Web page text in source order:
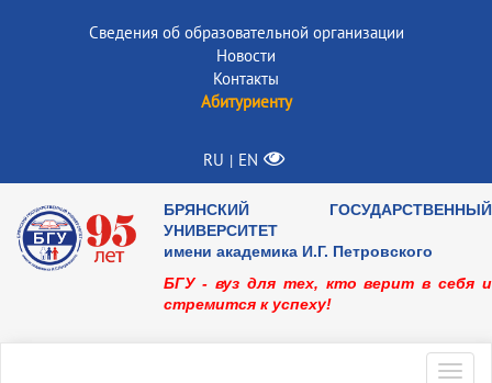
Сведения об образовательной организации
Новости
Контакты
Абитуриенту
RU | EN
БРЯНСКИЙ ГОСУДАРСТВЕННЫЙ
УНИВЕРСИТЕТ
имени академика И.Г. Петровского
БГУ - вуз для тех, кто верит в себя и
стремится к успеху!